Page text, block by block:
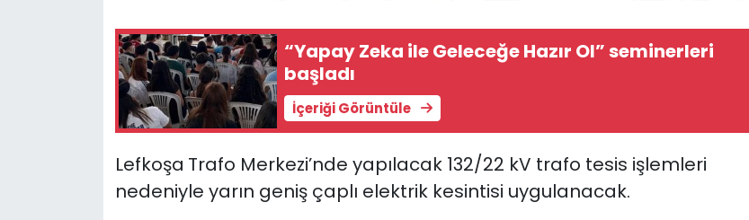
“Yapay Zeka ile Geleceğe Hazır Ol” seminerleri
başladı
İçeriği Görüntüle
Lefkoşa Trafo Merkezi’nde yapılacak 132/22 kV trafo tesis işlemleri
nedeniyle yarın geniş çaplı elektrik kesintisi uygulanacak.
Politika